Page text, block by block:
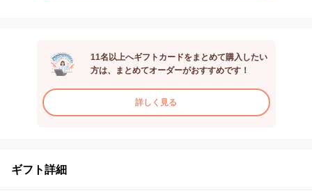
11名以上へギフトカードをまとめて購入したい
方は、まとめてオーダーがおすすめです！
詳しく見る
ギフト詳細